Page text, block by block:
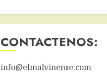
CONTACTENOS:
info@elmalvinense.com